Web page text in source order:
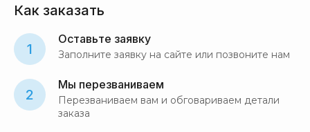
Как заказать
1
Оставьте заявку
Заполните заявку на сайте или позвоните нам
2
Мы перезваниваем
Перезваниваем вам и обговариваем детали
заказа